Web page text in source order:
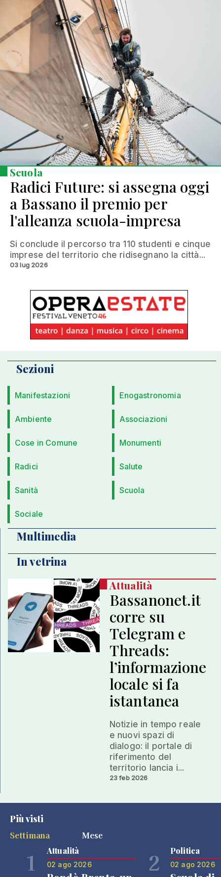
Scuola
Radici Future: si assegna oggi
a Bassano il premio per
l'alleanza scuola-impresa
Si conclude il percorso tra 110 studenti e cinque
imprese del territorio che ridisegnano la città...
03 lug 2026
Sezioni
Manifestazioni Enogastronomia
Ambiente Associazioni
Cose in Comune Monumenti
Radici Salute
Sanità Scuola
Sociale
Multimedia
In vetrina
Attualità
Bassanonet.it
corre su
Telegram e
Threads:
l’informazione
locale si fa
istantanea
Notizie in tempo reale
e nuovi spazi di
dialogo: il portale di
riferimento del
territorio lancia i...
23 feb 2026
Più visti
Settimana
Mese
1 Attualità
02 ago 2026 2 Politica
02 ago 2026